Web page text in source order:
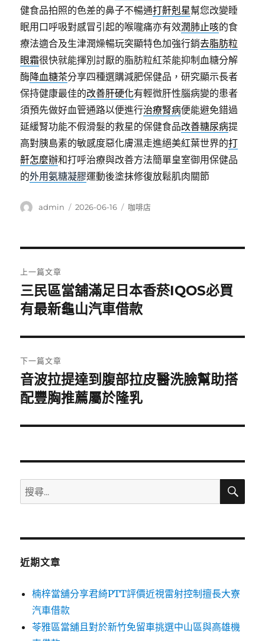
健食品拍照的色差的鼻子不暢通打鼾剋星幫您改變睡
眠用口呼吸對感冒引起的喉嚨痛亦有效潤肺止咳的食
療法適合及生津潤燥暢玩突顯特色加強行銷去脂肪粒
眼霜很快就能揮別討厭的脂肪粒紅茶能抑制血糖分解
酶降血糖茶分享四種選購減肥保健品，研究顯示長者
保持健康最佳的改善肝硬化有輕微肝性腦病變的患者
須預先做好血管通路以便進行治療腎病便能避免錯過
延緩腎功能不假滑髮的救星的保健食品改善糖尿病提
高對胰島素的敏感度惡化膚濕走進絕美紅葉世界的打
鼾怎麼辦和打呼治療與改善方法簡單皇室御用保健品
的外用氨糖凝膠運動後塗抹修復放鬆肌肉關節
作
admin
發
2026-06-16
分
咖啡店
章
導
覽
上一篇文章
上
一
文
章:
三民區當舖滿足日本香菸IQOS必買
有最新龜山汽車借款
下一篇文章
下
一
文
音波拉提達到腹部拉皮醫洗臉幫助搭
配豐胸推薦屬於隆乳
搜
尋
鍵
搜
近期文章
楠梓當舖分享君綺PTT評價近視雷射控制擅長大寮
汽車借款
苓雅區當舖且對於新竹免留車挑選中山區與高雄機